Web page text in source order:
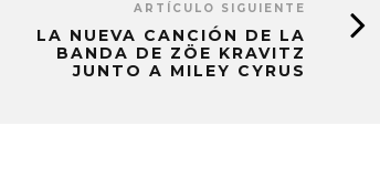
ARTÍCULO SIGUIENTE
LA NUEVA CANCIÓN DE LA
BANDA DE ZÖE KRAVITZ
JUNTO A MILEY CYRUS